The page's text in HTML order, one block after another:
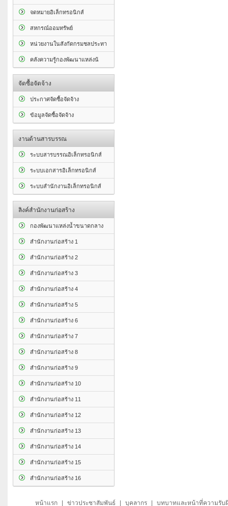
จดหมายอิเล็กทรอนิกส์
สหกรณ์ออมทรัพย์
หน่วยงานในสังกัดกรมชลประทา
คลังความรู้กองพัฒนาแหล่งน้
จัดซื้อจัดจ้าง
ประกาศจัดซื้อจัดจ้าง
ข้อมูลจัดซื้อจัดจ้าง
งานด้านสารบรรณ
ระบบสารบรรณอิเล็กทรอนิกส์
ระบบเอกสารอิเล็กทรอนิกส์
ระบบสำนักงานอิเล็กทรอนิกส์
ลิงค์สำนักงานก่อสร้าง
กองพัฒนาแหล่งน้ำขนาดกลาง
สำนักงานก่อสร้าง 1
สำนักงานก่อสร้าง 2
สำนักงานก่อสร้าง 3
สำนักงานก่อสร้าง 4
สำนักงานก่อสร้าง 5
สำนักงานก่อสร้าง 6
สำนักงานก่อสร้าง 7
สำนักงานก่อสร้าง 8
สำนักงานก่อสร้าง 9
สำนักงานก่อสร้าง 10
สำนักงานก่อสร้าง 11
สำนักงานก่อสร้าง 12
สำนักงานก่อสร้าง 13
สำนักงานก่อสร้าง 14
สำนักงานก่อสร้าง 15
สำนักงานก่อสร้าง 16
หน้าแรก ข่าวประชาสัมพันธ์ บุคลากร บทบาทและหน้าที่ความรั